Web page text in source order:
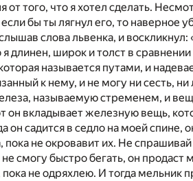
от того, что я хотел сделать.
бы ты лягнул его, то наверное
слова львенка, и
длинен, широк и толст в
называется путами, и
к нему, и не могу ни сесть,
называемую стременем, и
он вкладывает железную вещь,
он садится в седло на моей
не окровавит их. Не
не смогу быстро бегать, он
не одряхлею. И тогда мельник